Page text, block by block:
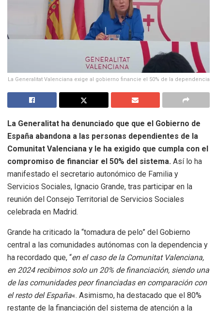
La Generalitat Valenciana exige al gobierno financie el 50% de la dependencia
La Generalitat ha denunciado que que el Gobierno de
España abandona a las personas dependientes de la
Comunitat Valenciana y le ha exigido que cumpla con el
compromiso de financiar el 50% del sistema. Así lo ha
manifestado el secretario autonómico de Familia y
Servicios Sociales, Ignacio Grande, tras participar en la
reunión del Consejo Territorial de Servicios Sociales
celebrada en Madrid.
Grande ha criticado la “tomadura de pelo” del Gobierno
central a las comunidades autónomas con la dependencia y
ha recordado que, “en el caso de la Comunitat Valenciana,
en 2024 recibimos solo un 20% de financiación, siendo una
de las comunidades peor financiadas en comparación con
el resto del España«. Asimismo, ha destacado que el 80%
restante de la financiación del sistema de atención a la